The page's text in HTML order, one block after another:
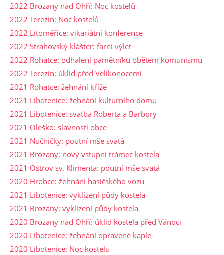
2022 Brozany nad Ohří: Noc kostelů
2022 Terezín: Noc kostelů
2022 Litoměřice: vikariátní konference
2022 Strahovský klášter: farní výlet
2022 Rohatce: odhalení pamětníku obětem komunismu
2022 Terezín: úklid před Velikonocemi
2021 Rohatce: žehnání kříže
2021 Libotenice: žehnání kulturního domu
2021 Libotenice: svatba Roberta a Barbory
2021 Oleško: slavnosti obce
2021 Nučničky: poutní mše svatá
2021 Brozany: nový vstupní trámec kostela
2021 Ostrov sv. Klimenta: poutní mše svatá
2020 Hrobce: žehnání hasičského vozu
2021 Libotenice: vyklízení půdy kostela
2021 Brozany: vyklízení půdy kostela
2020 Brozany nad Ohří: úklid kostela před Vánoci
2020 Libotenice: žehnání opravené kaple
2020 Libotenice: Noc kostelů